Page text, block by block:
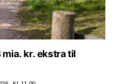
kr. ekstra til